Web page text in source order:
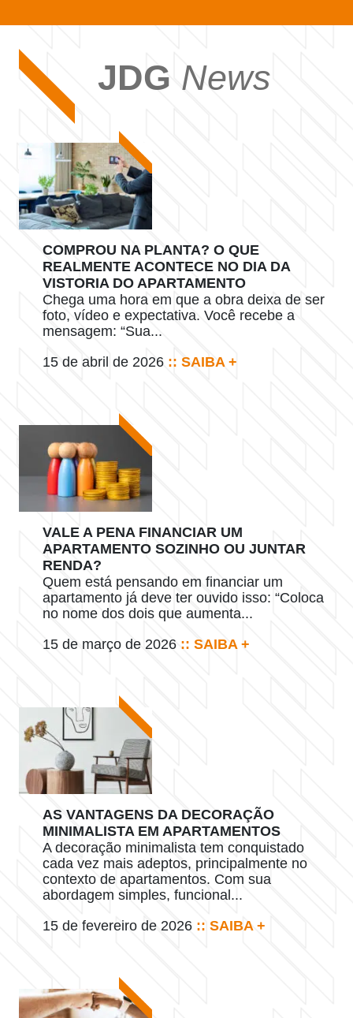
JDG News
COMPROU NA PLANTA? O QUE
REALMENTE ACONTECE NO DIA DA
VISTORIA DO APARTAMENTO
Chega uma hora em que a obra deixa de ser
foto, vídeo e expectativa. Você recebe a
mensagem: “Sua...
15 de abril de 2026 :: SAIBA +
VALE A PENA FINANCIAR UM
APARTAMENTO SOZINHO OU JUNTAR
RENDA?
Quem está pensando em financiar um
apartamento já deve ter ouvido isso: “Coloca
no nome dos dois que aumenta...
15 de março de 2026 :: SAIBA +
AS VANTAGENS DA DECORAÇÃO
MINIMALISTA EM APARTAMENTOS
A decoração minimalista tem conquistado
cada vez mais adeptos, principalmente no
contexto de apartamentos. Com sua
abordagem simples, funcional...
15 de fevereiro de 2026 :: SAIBA +